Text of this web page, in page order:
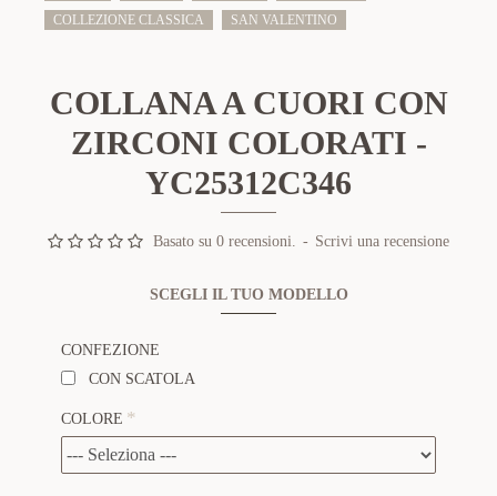
COLLEZIONE CLASSICA
SAN VALENTINO
COLLANA A CUORI CON
ZIRCONI COLORATI -
YC25312C346
Basato su 0 recensioni. - Scrivi una recensione
SCEGLI IL TUO MODELLO
CONFEZIONE
CON SCATOLA
COLORE